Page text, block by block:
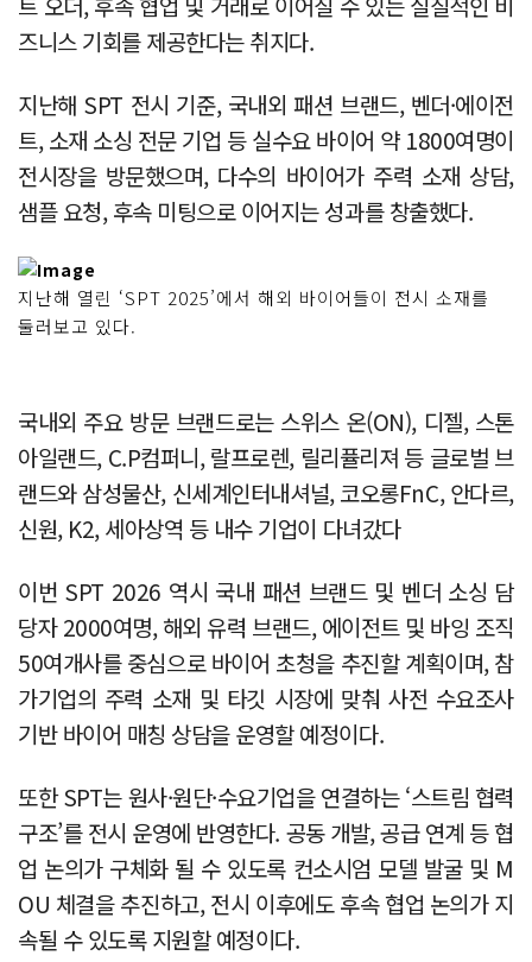
즈니스 기회를 제공한다는 취지다.
지난해 SPT 전시 기준, 국내외 패션 브랜드, 벤더·에이전
트, 소재 소싱 전문 기업 등 실수요 바이어 약 1800여명이
전시장을 방문했으며, 다수의 바이어가 주력 소재 상담,
샘플 요청, 후속 미팅으로 이어지는 성과를 창출했다.
지난해 열린 ‘SPT 2025’에서 해외 바이어들이 전시 소재를
둘러보고 있다.
국내외 주요 방문 브랜드로는 스위스 온(ON), 디젤, 스톤
아일랜드, C.P컴퍼니, 랄프로렌, 릴리퓰리져 등 글로벌 브
랜드와 삼성물산, 신세계인터내셔널, 코오롱FnC, 안다르,
신원, K2, 세아상역 등 내수 기업이 다녀갔다
이번 SPT 2026 역시 국내 패션 브랜드 및 벤더 소싱 담
당자 2000여명, 해외 유력 브랜드, 에이전트 및 바잉 조직
50여개사를 중심으로 바이어 초청을 추진할 계획이며, 참
가기업의 주력 소재 및 타깃 시장에 맞춰 사전 수요조사
기반 바이어 매칭 상담을 운영할 예정이다.
또한 SPT는 원사·원단·수요기업을 연결하는 ‘스트림 협력
구조’를 전시 운영에 반영한다. 공동 개발, 공급 연계 등 협
업 논의가 구체화 될 수 있도록 컨소시엄 모델 발굴 및 M
OU 체결을 추진하고, 전시 이후에도 후속 협업 논의가 지
속될 수 있도록 지원할 예정이다.